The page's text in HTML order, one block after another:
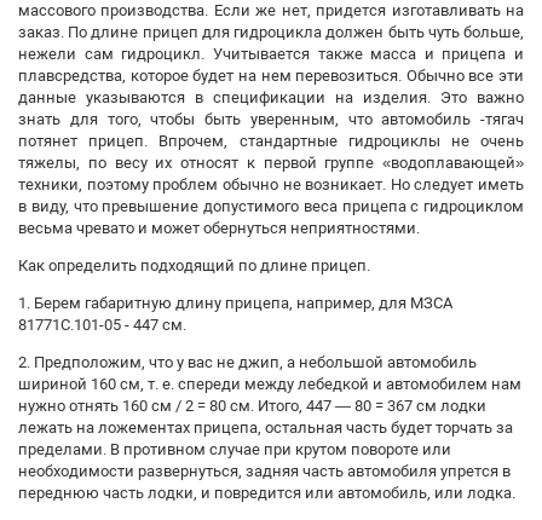
массового производства. Если же нет, придется изготавливать на
заказ. По длине прицеп для гидроцикла должен быть чуть больше,
нежели сам гидроцикл. Учитывается также масса и прицепа и
плавсредства, которое будет на нем перевозиться. Обычно все эти
данные указываются в спецификации на изделия. Это важно
знать для того, чтобы быть уверенным, что автомобиль -тягач
потянет прицеп. Впрочем, стандартные гидроциклы не очень
тяжелы, по весу их относят к первой группе «водоплавающей»
техники, поэтому проблем обычно не возникает. Но следует иметь
в виду, что превышение допустимого веса прицепа с гидроциклом
весьма чревато и может обернуться неприятностями.
Как определить подходящий по длине прицеп.
1. Берем габаритную длину прицепа, например, для МЗСА
81771С.101-05 - 447 см.
2. Предположим, что у вас не джип, а небольшой автомобиль
шириной 160 см, т. е. спереди между лебедкой и автомобилем нам
нужно отнять 160 см / 2 = 80 см. Итого, 447 — 80 = 367 см лодки
лежать на ложементах прицепа, остальная часть будет торчать за
пределами. В противном случае при крутом повороте или
необходимости развернуться, задняя часть автомобиля упрется в
переднюю часть лодки, и повредится или автомобиль, или лодка.